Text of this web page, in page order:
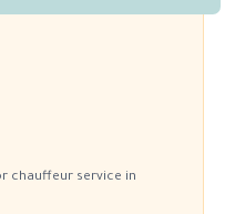
chauffeur service in